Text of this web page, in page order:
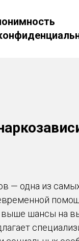
— одна из
шансы на